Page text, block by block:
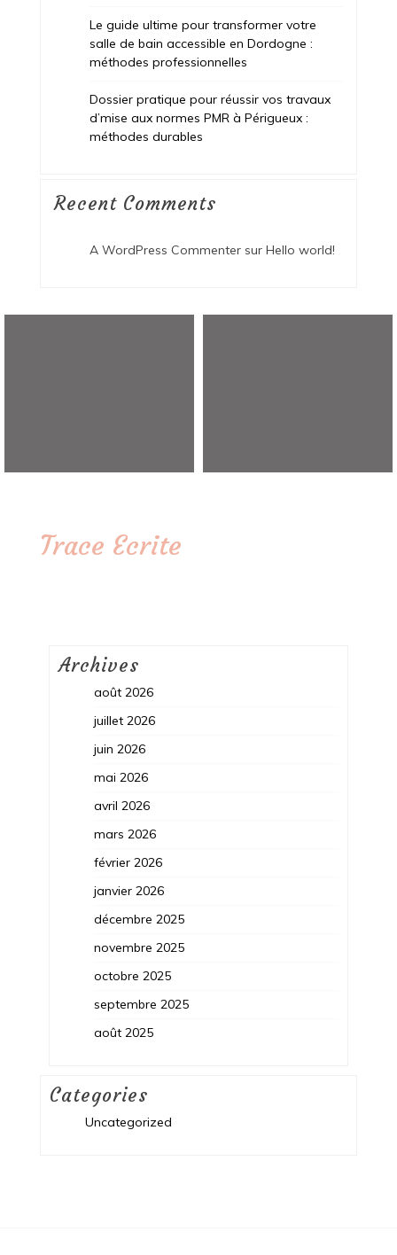
Le guide ultime pour transformer votre
salle de bain accessible en Dordogne :
méthodes professionnelles
Dossier pratique pour réussir vos travaux
d’mise aux normes PMR à Périgueux :
méthodes durables
Recent Comments
A WordPress Commentersur Hello world!
Trace Ecrite
Archives
août 2026
juillet 2026
juin 2026
mai 2026
avril 2026
mars 2026
février 2026
janvier 2026
décembre 2025
novembre 2025
octobre 2025
septembre 2025
août 2025
Categories
Uncategorized